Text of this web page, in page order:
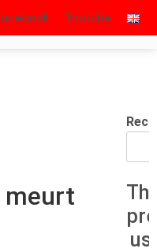
Youtube
meurt
us